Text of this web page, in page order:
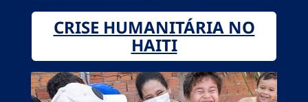
CRISE HUMANITÁRIA NO
HAITI